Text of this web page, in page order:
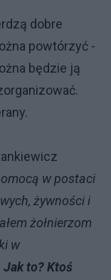
dobre
powtórzyć -
będzie ją
w postaci
żywności i
żołnierzom
w
Jak to? Ktoś